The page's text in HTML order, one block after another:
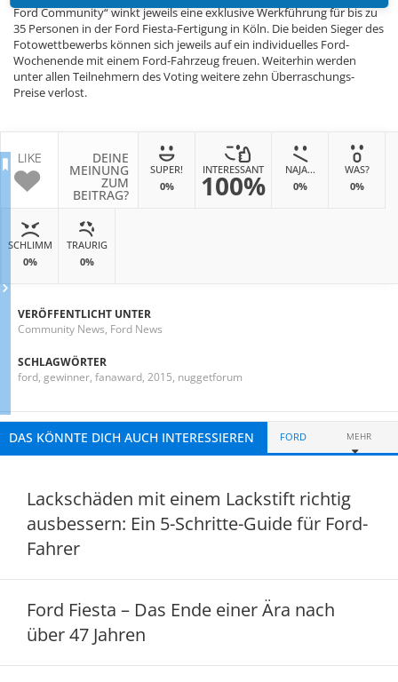
Ford Community“ winkt jeweils eine exklusive Werkführung für bis zu
35 Personen in der Ford Fiesta-Fertigung in Köln. Die beiden Sieger des
Fotowettbewerbs können sich jeweils auf ein individuelles Ford-
Wochenende mit einem Ford-Fahrzeug freuen. Weiterhin werden
unter allen Teilnehmern des Voting weitere zehn Überraschungs-
Preise verlost.
LIKE DEINE
MEINUNG
ZUM
BEITRAG?
SUPER!
0%
INTERESSANT
100%
NAJA...
0%
WAS?
0%
SCHLIMM
0%
TRAURIG
0%
VERÖFFENTLICHT UNTER
Community News, Ford News
SCHLAGWÖRTER
ford, gewinner, fanaward, 2015, nuggetforum
DAS KÖNNTE DICH AUCH INTERESSIEREN FORD MEHR
Lackschäden mit einem Lackstift richtig
ausbessern: Ein 5-Schritte-Guide für Ford-
Fahrer
Ford Fiesta – Das Ende einer Ära nach
über 47 Jahren